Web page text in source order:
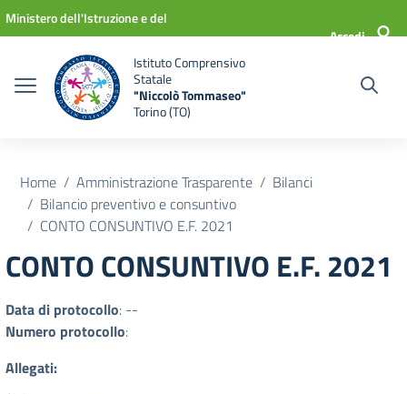
Vai ai contenuti
Vai al menu di navigazione
Vai al footer
Ministero dell'Istruzione e del
Accedi
Istituto Comprensivo
Statale
"Niccolò Tommaseo"
Torino (TO)
Home Amministrazione Trasparente
Bilanci
Bilancio preventivo e consuntivo
CONTO CONSUNTIVO E.F. 2021
CONTO CONSUNTIVO E.F. 2021
Data di protocollo: --
Numero protocollo:
Allegati: